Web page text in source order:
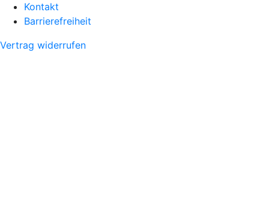
Kontakt
Barrierefreiheit
Vertrag widerrufen